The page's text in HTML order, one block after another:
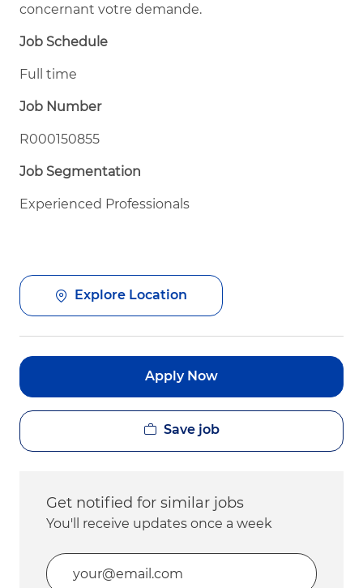
concernant votre demande.
Job Schedule
Full time
Job Number
R000150855
Job Segmentation
Experienced Professionals
Explore Location
Apply Now
Save job
Get notified for similar jobs
You'll receive updates once a week
Enter Email address (Required)